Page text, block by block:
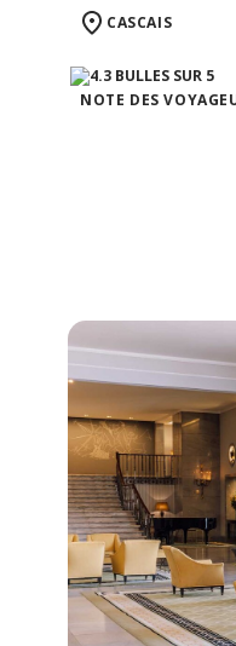
CASCAIS
NOTE DES